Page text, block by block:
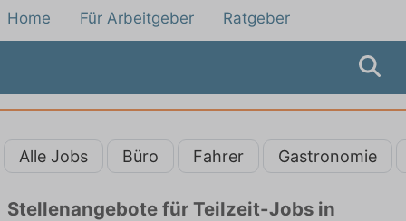
Home Für Arbeitgeber Ratgeber
Alle Jobs Büro Fahrer Gastronomie
Stellenangebote für Teilzeit-Jobs in